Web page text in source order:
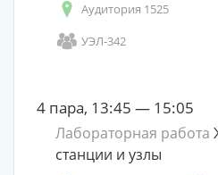
Аудитория 1525
УЭЛ-342
4 пара, 13:45 — 15:05
Лабораторная работа
станции и узлы